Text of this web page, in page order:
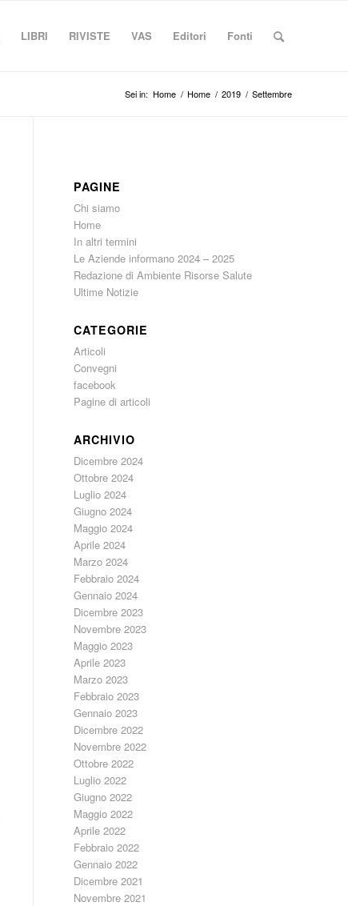
LIBRI RIVISTE VAS Editori Fonti
Sei in: Home / Home / 2019 / Settembre
PAGINE
Chi siamo
Home
In altri termini
Le Aziende informano 2024 – 2025
Redazione di Ambiente Risorse Salute
Ultime Notizie
CATEGORIE
Articoli
Convegni
facebook
Pagine di articoli
ARCHIVIO
Dicembre 2024
Ottobre 2024
Luglio 2024
Giugno 2024
Maggio 2024
Aprile 2024
Marzo 2024
Febbraio 2024
Gennaio 2024
Dicembre 2023
Novembre 2023
Maggio 2023
Aprile 2023
Marzo 2023
Febbraio 2023
Gennaio 2023
Dicembre 2022
Novembre 2022
Ottobre 2022
Luglio 2022
Giugno 2022
Maggio 2022
Aprile 2022
Febbraio 2022
Gennaio 2022
Dicembre 2021
Novembre 2021